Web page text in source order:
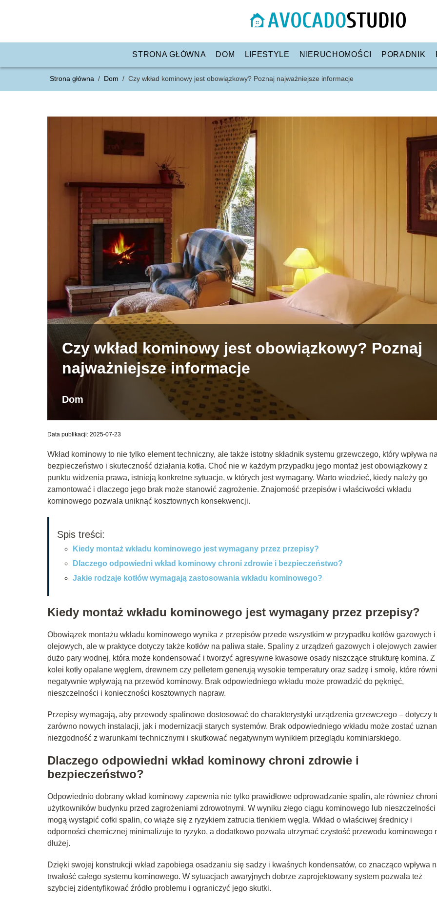
STRONA GŁÓWNA DOM LIFESTYLE NIERUCHOMOŚCI PORADNIK
Strona główna / Dom / Czy wkład kominowy jest obowiązkowy? Poznaj najważniejsze informacje
Czy wkład kominowy jest obowiązkowy? Poznaj
najważniejsze informacje
Dom
Data publikacji: 2025-07-23
Wkład kominowy to nie tylko element techniczny, ale także istotny składnik systemu grzewczego, który wpływa na
bezpieczeństwo i skuteczność działania kotła. Choć nie w każdym przypadku jego montaż jest obowiązkowy z
punktu widzenia prawa, istnieją konkretne sytuacje, w których jest wymagany. Warto wiedzieć, kiedy należy go
zamontować i dlaczego jego brak może stanowić zagrożenie. Znajomość przepisów i właściwości wkładu
kominowego pozwala uniknąć kosztownych konsekwencji.
Spis treści:
Kiedy montaż wkładu kominowego jest wymagany przez przepisy?
Dlaczego odpowiedni wkład kominowy chroni zdrowie i bezpieczeństwo?
Jakie rodzaje kotłów wymagają zastosowania wkładu kominowego?
Kiedy montaż wkładu kominowego jest wymagany przez przepisy?
Obowiązek montażu wkładu kominowego wynika z przepisów przede wszystkim w przypadku kotłów gazowych i
olejowych, ale w praktyce dotyczy także kotłów na paliwa stałe. Spaliny z urządzeń gazowych i olejowych
dużo pary wodnej, która może kondensować i tworzyć agresywne kwasowe osady niszczące strukturę komina. Z
kolei kotły opalane węglem, drewnem czy pelletem generują wysokie temperatury oraz sadzę i smołę, które
negatywnie wpływają na przewód kominowy. Brak odpowiedniego wkładu może prowadzić do pęknięć,
nieszczelności i konieczności kosztownych napraw.
Przepisy wymagają, aby przewody spalinowe dostosować do charakterystyki urządzenia grzewczego – dotyczy
zarówno nowych instalacji, jak i modernizacji starych systemów. Brak odpowiedniego wkładu może zostać
niezgodność z warunkami technicznymi i skutkować negatywnym wynikiem przeglądu kominiarskiego.
Dlaczego odpowiedni wkład kominowy chroni zdrowie i
bezpieczeństwo?
Odpowiednio dobrany wkład kominowy zapewnia nie tylko prawidłowe odprowadzanie spalin, ale również chroni
użytkowników budynku przed zagrożeniami zdrowotnymi. W wyniku złego ciągu kominowego lub nieszczelności
mogą wystąpić cofki spalin, co wiąże się z ryzykiem zatrucia tlenkiem węgla. Wkład o właściwej średnicy i
odporności chemicznej minimalizuje to ryzyko, a dodatkowo pozwala utrzymać czystość przewodu kominowego
dłużej.
Dzięki swojej konstrukcji wkład zapobiega osadzaniu się sadzy i kwaśnych kondensatów, co znacząco wpływa
trwałość całego systemu kominowego. W sytuacjach awaryjnych dobrze zaprojektowany system pozwala też
szybciej zidentyfikować źródło problemu i ograniczyć jego skutki.